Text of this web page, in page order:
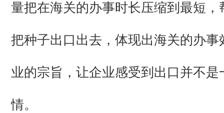
量把在海关的办事时长压缩到最短，
把种子出口出去，体现出海关的办事
业的宗旨，让企业感受到出口并不是
情。